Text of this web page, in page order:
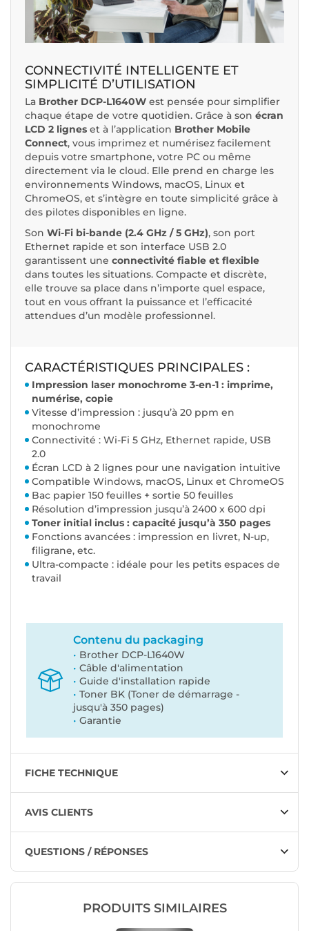
CONNECTIVITÉ INTELLIGENTE ET
SIMPLICITÉ D’UTILISATION
La Brother DCP-L1640W est pensée pour simplifier
chaque étape de votre quotidien. Grâce à son écran
LCD 2 lignes et à l’application Brother Mobile
Connect, vous imprimez et numérisez facilement
depuis votre smartphone, votre PC ou même
directement via le cloud. Elle prend en charge les
environnements Windows, macOS, Linux et
ChromeOS, et s’intègre en toute simplicité grâce à
des pilotes disponibles en ligne.
Son Wi-Fi bi-bande (2.4 GHz / 5 GHz), son port
Ethernet rapide et son interface USB 2.0
garantissent une connectivité fiable et flexible
dans toutes les situations. Compacte et discrète,
elle trouve sa place dans n’importe quel espace,
tout en vous offrant la puissance et l’efficacité
attendues d’un modèle professionnel.
CARACTÉRISTIQUES PRINCIPALES :
Impression laser monochrome 3-en-1 : imprime,
numérise, copie
Vitesse d’impression : jusqu’à 20 ppm en
monochrome
Connectivité : Wi-Fi 5 GHz, Ethernet rapide, USB
2.0
Écran LCD à 2 lignes pour une navigation intuitive
Compatible Windows, macOS, Linux et ChromeOS
Bac papier 150 feuilles + sortie 50 feuilles
Résolution d’impression jusqu’à 2400 x 600 dpi
Toner initial inclus : capacité jusqu’à 350 pages
Fonctions avancées : impression en livret, N-up,
filigrane, etc.
Ultra-compacte : idéale pour les petits espaces de
travail
Contenu du packaging
Brother DCP-L1640W
Câble d'alimentation
Guide d'installation rapide
Toner BK (Toner de démarrage -
jusqu'à 350 pages)
Garantie
FICHE TECHNIQUE
AVIS CLIENTS
QUESTIONS / RÉPONSES
PRODUITS SIMILAIRES